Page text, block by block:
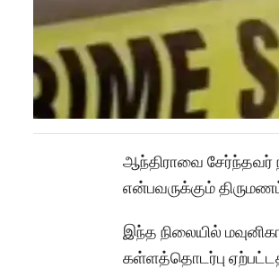
ஆந்திராவை சேர்ந்தவர்
என்பவருக்கும்
இந்த நிலையில்
கள்ளத்தொடர்பு